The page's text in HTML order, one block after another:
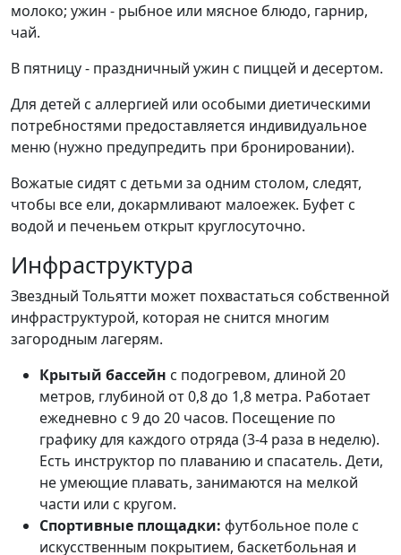
молоко; ужин - рыбное или мясное блюдо, гарнир,
чай.
В пятницу - праздничный ужин с пиццей и десертом.
Для детей с аллергией или особыми диетическими
потребностями предоставляется индивидуальное
меню (нужно предупредить при бронировании).
Вожатые сидят с детьми за одним столом, следят,
чтобы все ели, докармливают малоежек. Буфет с
водой и печеньем открыт круглосуточно.
Инфраструктура
Звездный Тольятти может похвастаться собственной
инфраструктурой, которая не снится многим
загородным лагерям.
Крытый бассейн с подогревом, длиной 20
метров, глубиной от 0,8 до 1,8 метра. Работает
ежедневно с 9 до 20 часов. Посещение по
графику для каждого отряда (3-4 раза в неделю).
Есть инструктор по плаванию и спасатель. Дети,
не умеющие плавать, занимаются на мелкой
части или с кругом.
Спортивные площадки: футбольное поле с
искусственным покрытием, баскетбольная и